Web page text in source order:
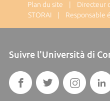
Plan du site | Directeur
STORAI | Responsable
Suivre l'Università di